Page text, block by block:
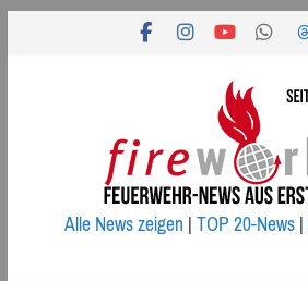
Alle News zeigen|TOP 20-News|